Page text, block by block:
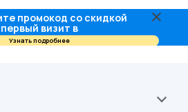
промокод со скидкой
первый визит в
Узнать подробнее